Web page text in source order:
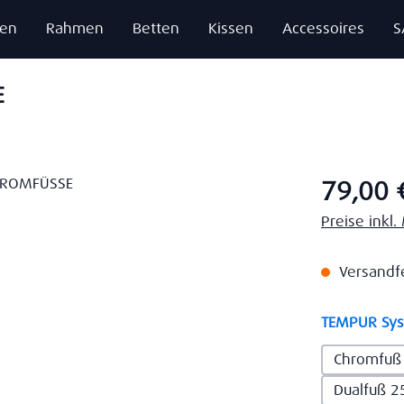
Rahmen Betten Kissen Accessoires
Regulärer
79,00
Preise inkl.
TEMPUR
Dualfuß